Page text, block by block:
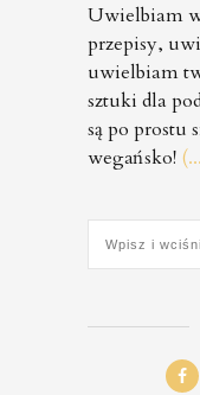
Uwielbiam
przepisy,
uwielbiam
sztuki dla
są po prostu
wegańsko!